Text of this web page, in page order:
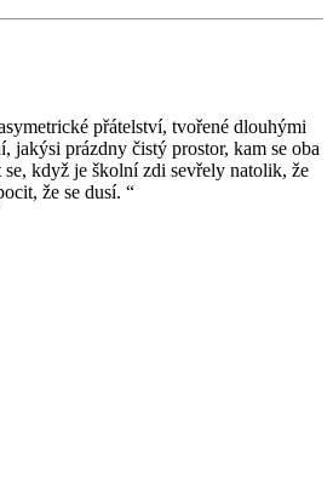
přátelství, tvořené dlouhými
jakýsi prázdny čistý prostor, kam se oba
se, když je školní zdi sevřely natolik, že
že se dusí.